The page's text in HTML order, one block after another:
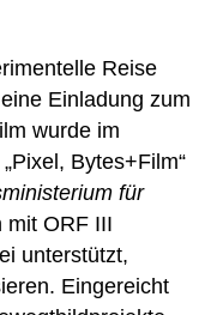
Reise
Einladung zum
wurde im
Bytes+Film“
für
ORF III
unterstützt,
Eingereicht